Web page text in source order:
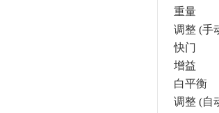
重量
调整 (手
快门
增益
白平衡
调整 (自